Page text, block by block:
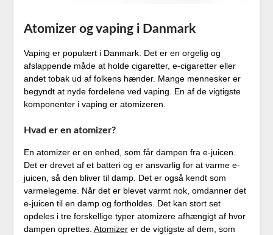
Atomizer og vaping i Danmark
Vaping er populært i Danmark. Det er en orgelig og
afslappende måde at holde cigaretter, e-cigaretter eller
andet tobak ud af folkens hænder. Mange mennesker er
begyndt at nyde fordelene ved vaping. En af de vigtigste
komponenter i vaping er atomizeren.
Hvad er en atomizer?
En atomizer er en enhed, som får dampen fra e-juicen.
Det er drevet af et batteri og er ansvarlig for at varme e-
juicen, så den bliver til damp. Det er også kendt som
varmelegeme. Når det er blevet varmt nok, omdanner det
e-juicen til en damp og fortholdes. Det kan stort set
opdeles i tre forskellige typer atomizere afhængigt af hvor
dampen oprettes. Atomizerer de vigtigste af dem, som